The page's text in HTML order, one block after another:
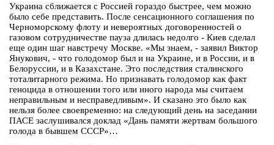
Украина сближается с Россией гораздо быстрее, чем можно
было себе представить. После сенсационного соглашения по
Черноморскому флоту и невероятных договоренностей о
газовом сотрудничестве пауза длилась недолго - Киев сделал
еще один шаг навстречу Москве. «Мы знаем, - заявил Виктор
Янукович, - что голодомор был и на Украине, и в России, и в
Белоруссии, и в Казахстане. Это последствия сталинского
тоталитарного режима. Но признавать голодомор как факт
геноцида в отношении того или иного народа мы считаем
неправильным и несправедливым». И сказано это было как
нельзя более своевременно: на следующий день на заседании
ПАСЕ заслушивался доклад «Дань памяти жертвам большого
голода в бывшем СССР»…